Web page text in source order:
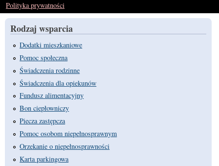
Polityka prywatności
Rodzaj wsparcia
Dodatki mieszkaniowe
Pomoc społeczna
Świadczenia rodzinne
Świadczenia dla opiekunów
Fundusz alimentacyjny
Bon ciepłowniczy
Piecza zastępcza
Pomoc osobom niepełnosprawnym
Orzekanie o niepełnosprawności
Karta parkingowa